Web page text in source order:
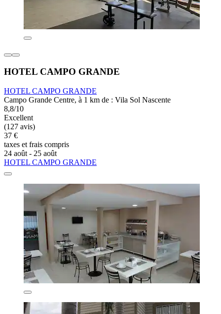
HOTEL CAMPO GRANDE
HOTEL CAMPO GRANDE
Campo Grande Centre, à 1 km de : Vila Sol Nascente
8,8/10
Excellent
(127 avis)
37 €
taxes et frais compris
24 août - 25 août
HOTEL CAMPO GRANDE